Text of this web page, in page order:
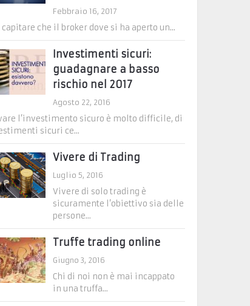
Febbraio 16, 2017
capitare che il broker dove si ha aperto un...
Investimenti sicuri:
guadagnare a basso
rischio nel 2017
Agosto 22, 2016
l’investimento sicuro è molto difficile, di
sicuri ce...
Vivere di Trading
Luglio 5, 2016
Vivere di solo trading è
sicuramente l’obiettivo sia delle
persone...
Truffe trading online
Giugno 3, 2016
Chi di noi non è mai incappato
in una truffa...